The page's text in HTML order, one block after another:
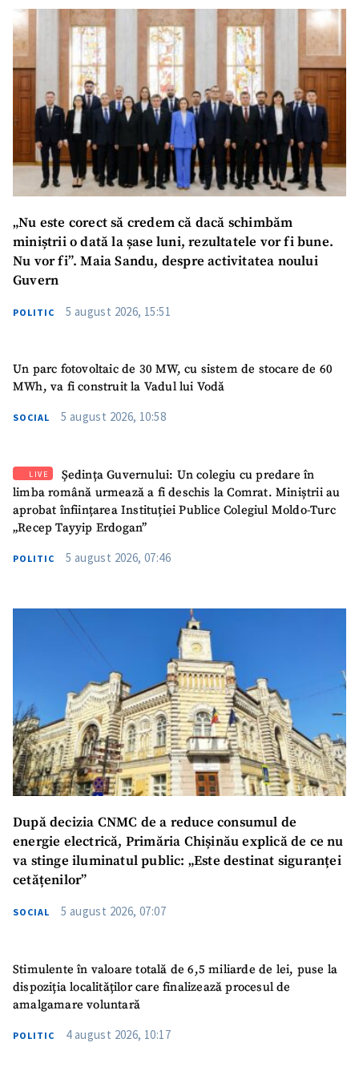
SUSȚINE
„Nu este corect să credem că dacă schimbăm
miniștrii o dată la șase luni, rezultatele vor fi bune.
Nu vor fi”. Maia Sandu, despre activitatea noului
Guvern
POLITIC 5 august 2026, 15:51
Un parc fotovoltaic de 30 MW, cu sistem de stocare de 60
MWh, va fi construit la Vadul lui Vodă
SOCIAL 5 august 2026, 10:58
LIVE
Ședința Guvernului: Un colegiu cu predare în
limba română urmează a fi deschis la Comrat. Miniștrii au
aprobat înființarea Instituției Publice Colegiul Moldo-Turc
„Recep Tayyip Erdogan”
POLITIC 5 august 2026, 07:46
După decizia CNMC de a reduce consumul de
energie electrică, Primăria Chișinău explică de ce nu
va stinge iluminatul public: „Este destinat siguranței
cetățenilor”
SOCIAL 5 august 2026, 07:07
Stimulente în valoare totală de 6,5 miliarde de lei, puse la
dispoziția localităților care finalizează procesul de
amalgamare voluntară
POLITIC 4 august 2026, 10:17
Mesajul știrei
+ Mesajul știrei
CONTACT SURSĂ
Sursă anonimă
Nume+ Numele meu
Email+ Emailul meu
Am citit și sunt de
TRIMITE ȘTIREA